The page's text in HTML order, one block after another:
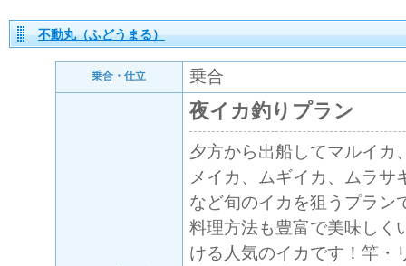
不動丸（ふどうまる）
乗合・仕立 乗合
夜イカ釣りプラン
夕方から出船してマルイカ
メイカ、ムギイカ、ムラサ
など旬のイカを狙うプラン
料理方法も豊富で美味しく
ける人気のイカです！竿・